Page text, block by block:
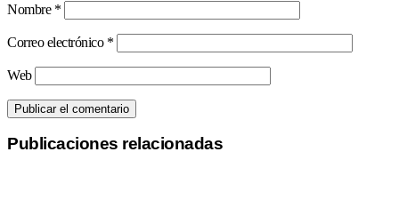
Nombre *
Correo electrónico *
Web
Publicaciones relacionadas